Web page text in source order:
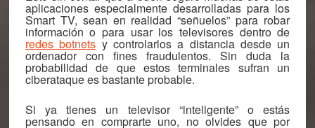
aplicaciones especialmente desarrolladas para los
Smart TV, sean en realidad “señuelos” para robar
información o para usar los televisores dentro de
redes botnets y controlarlos a distancia desde un
ordenador con fines fraudulentos.Sin duda la
probabilidad de que estos terminales sufran un
ciberataque es bastante probable.
Si ya tienes un televisor “inteligente” o estás
pensando en comprarte uno, no olvides quepor